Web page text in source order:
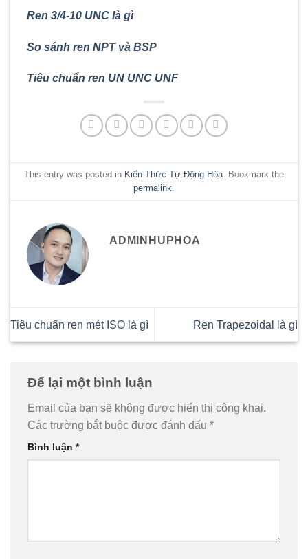
Ren 3/4-10 UNC là gì
So sánh ren NPT và BSP
Tiêu chuẩn ren UN UNC UNF
This entry was posted in Kiến Thức Tự Động Hóa . Bookmark the
permalink
ADMINHUPHOA
Tiêu chuẩn ren mét ISO là gì Ren Trapezoidal là gì
Để lại một bình luận
Email của bạn sẽ không được hiển thị công khai.
Các trường bắt buộc được đánh dấu *
Bình luận *